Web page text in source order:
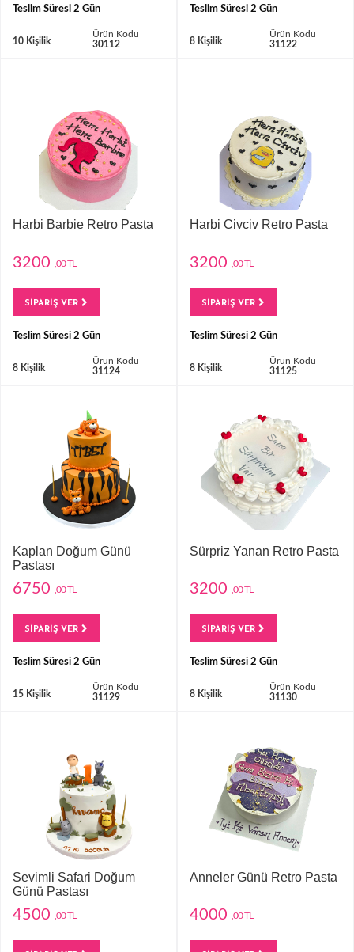
Teslim Süresi 2 Gün
10 Kişilik
Ürün Kodu
30112
Teslim Süresi 2 Gün
8 Kişilik
Ürün Kodu
31122
Harbi Barbie Retro Pasta
3200 ,00 TL
SİPARİŞ VER
Teslim Süresi 2 Gün
8 Kişilik
Ürün Kodu
31124
Harbi Civciv Retro Pasta
3200 ,00 TL
SİPARİŞ VER
Teslim Süresi 2 Gün
8 Kişilik
Ürün Kodu
31125
Kaplan Doğum Günü
Pastası
6750 ,00 TL
SİPARİŞ VER
Teslim Süresi 2 Gün
15 Kişilik
Ürün Kodu
31129
Sürpriz Yanan Retro Pasta
3200 ,00 TL
SİPARİŞ VER
Teslim Süresi 2 Gün
8 Kişilik
Ürün Kodu
31130
Sevimli Safari Doğum
Günü Pastası
4500 ,00 TL
Anneler Günü Retro Pasta
4000 ,00 TL